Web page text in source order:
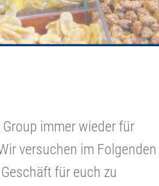
immer wieder für
versuchen im Folgenden
für euch zu